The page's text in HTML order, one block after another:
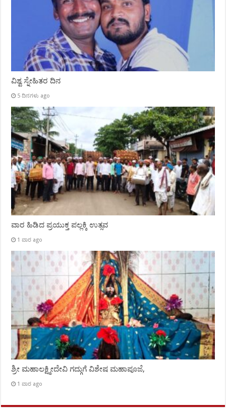
ವಿಶ್ವ ಸ್ನೇಹಿತರ ದಿನ
5 ದಿನಗಳು ago
ವಾರ ಹಿಡಿದ ಪ್ರಯುಕ್ತ ಪಲ್ಲಕ್ಕಿ ಉತ್ಸವ
1 ವಾರ ago
ಶ್ರೀ ಮಹಾಲಕ್ಷ್ಮೀದೇವಿ ಗದ್ಗುಗೆ ವಿಶೇಷ ಮಹಾಪೂಜೆ,
1 ವಾರ ago